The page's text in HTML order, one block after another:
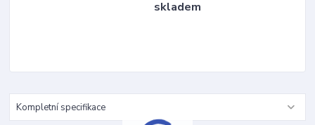
skladem
Kompletní specifikace